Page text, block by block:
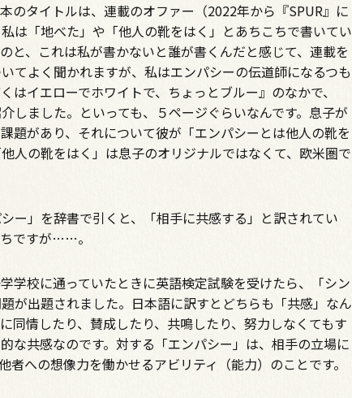
のタイトルは、連載のオファー（2022年から『SPUR』に
は「地べた」や「他人の靴をはく」とあちこちで書いてい
と、これは私が書かないと誰が書くんだと感じて、連載を
てよく聞かれますが、私はエンパシーの伝道師になるつも
イエローでホワイトで、ちょっとブルー』のなかで、
しました。といっても、５ページぐらいなんです。息子が
題があり、それについて彼が「エンパシーとは他人の靴を
人の靴をはく」は息子のオリジナルではなくて、欧米圏で
シー」を辞書で引くと、「相手に共感する」と訳されてい
ですが……。
学校に通っていたときに英語検定試験を受けたら、「シン
が出題されました。日本語に訳すとどちらも「共感」なん
同情したり、賛成したり、共鳴したり、努力しなくてもす
な共感なのです。対する「エンパシー」は、相手の立場に
への想像力を働かせるアビリティ（能力）のことです。